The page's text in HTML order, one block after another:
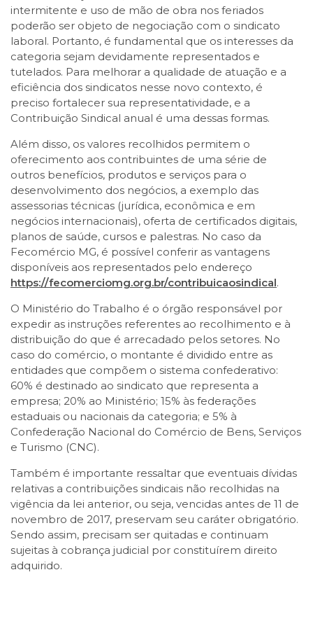
intermitente e uso de mão de obra nos feriados
poderão ser objeto de negociação com o sindicato
laboral. Portanto, é fundamental que os interesses da
categoria sejam devidamente representados e
tutelados. Para melhorar a qualidade de atuação e a
eficiência dos sindicatos nesse novo contexto, é
preciso fortalecer sua representatividade, e a
Contribuição Sindical anual é uma dessas formas.
Além disso, os valores recolhidos permitem o
oferecimento aos contribuintes de uma série de
outros benefícios, produtos e serviços para o
desenvolvimento dos negócios, a exemplo das
assessorias técnicas (jurídica, econômica e em
negócios internacionais), oferta de certificados digitais,
planos de saúde, cursos e palestras. No caso da
Fecomércio MG, é possível conferir as vantagens
disponíveis aos representados pelo endereço
https://fecomerciomg.org.br/contribuicaosindical.
O Ministério do Trabalho é o órgão responsável por
expedir as instruções referentes ao recolhimento e à
distribuição do que é arrecadado pelos setores. No
caso do comércio, o montante é dividido entre as
entidades que compõem o sistema confederativo:
60% é destinado ao sindicato que representa a
empresa; 20% ao Ministério; 15% às federações
estaduais ou nacionais da categoria; e 5% à
Confederação Nacional do Comércio de Bens, Serviços
e Turismo (CNC).
Também é importante ressaltar que eventuais dívidas
relativas a contribuições sindicais não recolhidas na
vigência da lei anterior, ou seja, vencidas antes de 11 de
novembro de 2017, preservam seu caráter obrigatório.
Sendo assim, precisam ser quitadas e continuam
sujeitas à cobrança judicial por constituírem direito
adquirido.